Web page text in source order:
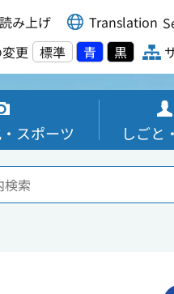
み上げ Translation
更
標準 青 黒
スポーツ しごと